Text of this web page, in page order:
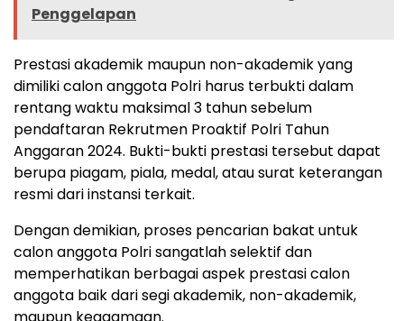
Penggelapan
Prestasi akademik maupun non-akademik yang
dimiliki calon anggota Polri harus terbukti dalam
rentang waktu maksimal 3 tahun sebelum
pendaftaran Rekrutmen Proaktif Polri Tahun
Anggaran 2024. Bukti-bukti prestasi tersebut dapat
berupa piagam, piala, medal, atau surat keterangan
resmi dari instansi terkait.
Dengan demikian, proses pencarian bakat untuk
calon anggota Polri sangatlah selektif dan
memperhatikan berbagai aspek prestasi calon
anggota baik dari segi akademik, non-akademik,